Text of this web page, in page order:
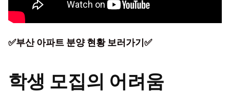
✅부산 아파트 분양 현황 보러가기✅
학생 모집의 어려움